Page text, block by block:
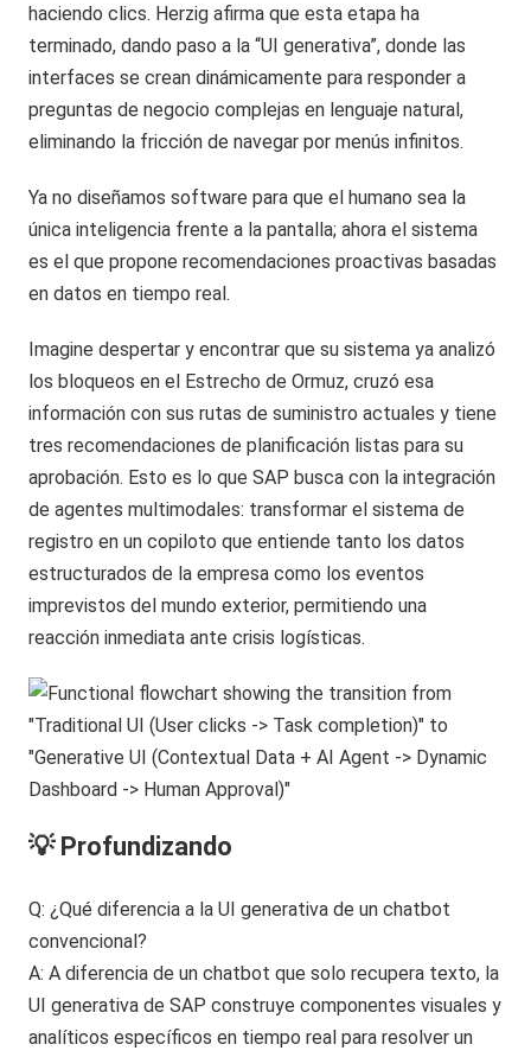
haciendo clics. Herzig afirma que esta etapa ha
terminado, dando paso a la “UI generativa”, donde las
interfaces se crean dinámicamente para responder a
preguntas de negocio complejas en lenguaje natural,
eliminando la fricción de navegar por menús infinitos.
Ya no diseñamos software para que el humano sea la
única inteligencia frente a la pantalla; ahora el sistema
es el que propone recomendaciones proactivas basadas
en datos en tiempo real.
Imagine despertar y encontrar que su sistema ya analizó
los bloqueos en el Estrecho de Ormuz, cruzó esa
información con sus rutas de suministro actuales y tiene
tres recomendaciones de planificación listas para su
aprobación. Esto es lo que SAP busca con la integración
de agentes multimodales: transformar el sistema de
registro en un copiloto que entiende tanto los datos
estructurados de la empresa como los eventos
imprevistos del mundo exterior, permitiendo una
reacción inmediata ante crisis logísticas.
💡 Profundizando
Q: ¿Qué diferencia a la UI generativa de un chatbot
convencional?
A: A diferencia de un chatbot que solo recupera texto, la
UI generativa de SAP construye componentes visuales y
analíticos específicos en tiempo real para resolver un